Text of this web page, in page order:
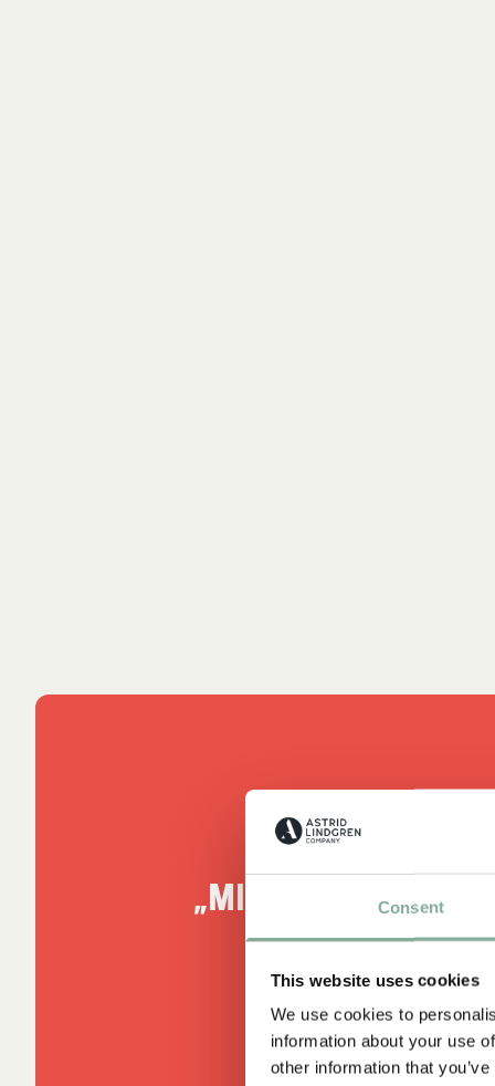
Consent
This website uses cookies
We use cookies to
information about your use
other information that
„Mit mir ist es
kann so
Lotta, aus Lotta kann
ALLES MIT